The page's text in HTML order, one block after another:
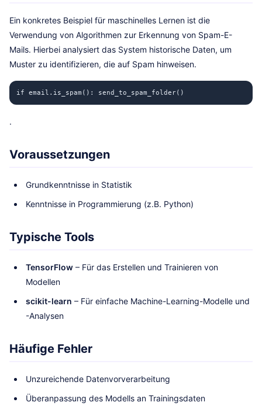
Ein konkretes Beispiel für maschinelles Lernen ist die
Verwendung von Algorithmen zur Erkennung von Spam-E-
Mails. Hierbei analysiert das System historische Daten, um
Muster zu identifizieren, die auf Spam hinweisen.
if email.is_spam(): send_to_spam_folder()
.
Voraussetzungen
Grundkenntnisse in Statistik
Kenntnisse in Programmierung (z.B. Python)
Typische Tools
TensorFlow – Für das Erstellen und Trainieren von
Modellen
scikit-learn – Für einfache Machine-Learning-Modelle und
-Analysen
Häufige Fehler
Unzureichende Datenvorverarbeitung
Überanpassung des Modells an Trainingsdaten